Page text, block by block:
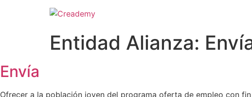
Entidad Alianza:
Envía
Ofrecer a la población joven del programa oferta de empleo con